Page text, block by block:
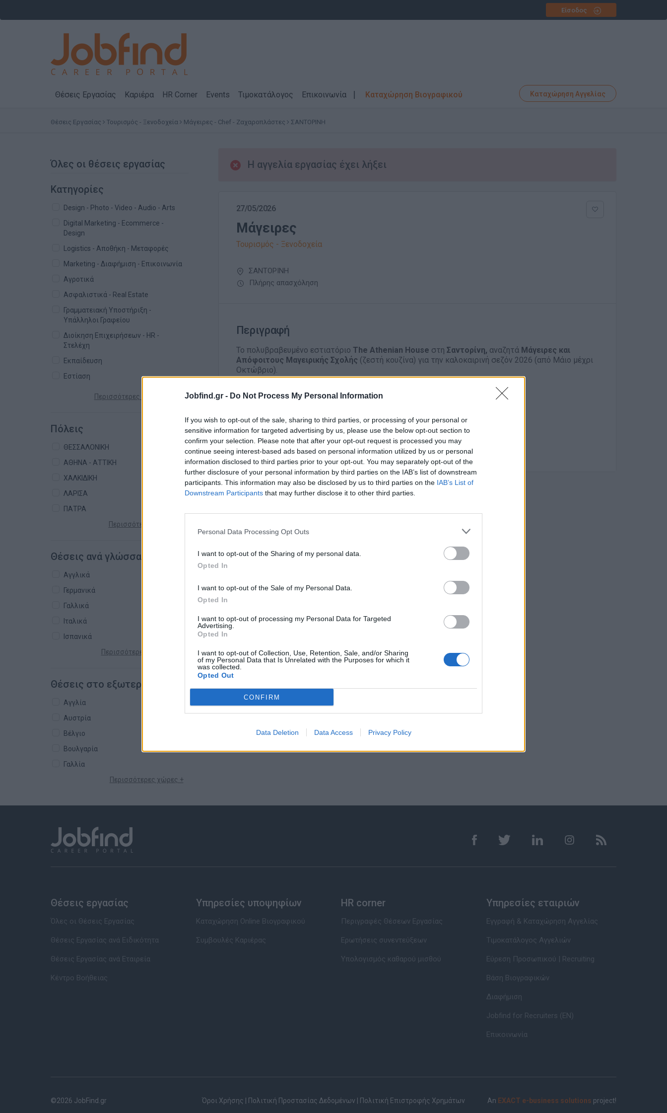
Jobfind.gr - Do Not Process My Personal Information
If you wish to opt-out of the sale, sharing to third parties, or processing of your personal or
sensitive information for targeted advertising by us, please use the below opt-out section to
confirm your selection. Please note that after your opt-out request is processed you may
continue seeing interest-based ads based on personal information utilized by us or personal
information disclosed to third parties prior to your opt-out. You may separately opt-out of the
further disclosure of your personal information by third parties on the IAB’s list of downstream
participants. This information may also be disclosed by us to third parties on the IAB’s List of
Downstream Participants that may further disclose it to other third parties.
Personal Data Processing Opt Outs
I want to opt-out of the Sharing of my personal data.
Opted In
I want to opt-out of the Sale of my Personal Data.
Opted In
I want to opt-out of processing my Personal Data for Targeted
Advertising.
Opted In
I want to opt-out of Collection, Use, Retention, Sale, and/or Sharing
of my Personal Data that Is Unrelated with the Purposes for which it
was collected.
Opted Out
CONFIRM
Data Deletion Data Access Privacy Policy
Είσοδος
Θέσεις Εργασίας Καριέρα HR Corner Events Τιμοκατάλογος Επικοινωνία Καταχώρηση Βιογραφικού Καταχώρηση Αγγελίας
Θέσεις Εργασίας Τουρισμός - Ξενοδοχεία Μάγειρες - Chef - Ζαχαροπλάστες ΣΑΝΤΟΡΙΝΗ
Όλες οι θέσεις εργασίας
Κατηγορίες
Design - Photo - Video - Audio - Arts
Digital Marketing - Ecommerce -
Design
Logistics - Αποθήκη - Μεταφορές
Marketing - Διαφήμιση - Επικοινωνία
Αγροτικά
Ασφαλιστικά - Real Estate
Γραμματειακή Υποστήριξη -
Υπάλληλοι Γραφείου
Διοίκηση Επιχειρήσεων - HR -
Στελέχη
Εκπαίδευση
Εστίαση
Περισσότερες κατηγορίες +
Πόλεις
ΘΕΣΣΑΛΟΝΙΚΗ
ΑΘΗΝΑ - ΑΤΤΙΚΗ
ΧΑΛΚΙΔΙΚΗ
ΛΑΡΙΣΑ
ΠΑΤΡΑ
Περισσότερες πόλεις +
Θέσεις ανά γλώσσα
Αγγλικά
Γερμανικά
Γαλλικά
Ιταλικά
Ισπανικά
Περισσότερες γλώσσες +
Θέσεις στο εξωτερικό
Αγγλία
Αυστρία
Βέλγιο
Βουλγαρία
Γαλλία
Περισσότερες χώρες +
Η αγγελία εργασίας έχει λήξει
27/05/2026
Μάγειρες
Τουρισμός - Ξενοδοχεία
ΣΑΝΤΟΡΙΝΗ
Πλήρης απασχόληση
Περιγραφή
Το πολυβραβευμένο εστιατόριο The Athenian House στη Σαντορίνη, αναζητά Μάγειρες και
Απόφοιτους Μαγειρικής Σχολής (ζεστή κουζίνα) για την καλοκαιρινή σεζόν 2026 (από Μάιο μέχρι
Οκτώβριο).
Παροχές
Διαμονή
Καλές αποδοχές
Bonus
Θέσεις εργασίας
Όλες οι Θέσεις Εργασίας
Θέσεις Εργασίας ανά Ειδικότητα
Θέσεις Εργασίας ανά Εταιρεία
Κέντρο Βοήθειας
Υπηρεσίες υποψηφίων
Καταχώρηση Online Βιογραφικού
Συμβουλές Καριέρας
HR corner
Περιγραφές Θέσεων Εργασίας
Ερωτήσεις συνεντεύξεων
Υπολογισμός καθαρού μισθού
Υπηρεσίες εταιριών
Εγγραφή & Καταχώρηση Αγγελίας
Τιμοκατάλογος Αγγελιών
Εύρεση Προσωπικού | Recruiting
Βάση Βιογραφικών
Διαφήμιση
Jobfind for Recruiters (EN)
Επικοινωνία
©2026 JobFind.gr Όροι Χρήσης Πολιτική Προστασίας Δεδομένων Πολιτική Επιστροφής Χρημάτων An EXACT e-business solutions project!